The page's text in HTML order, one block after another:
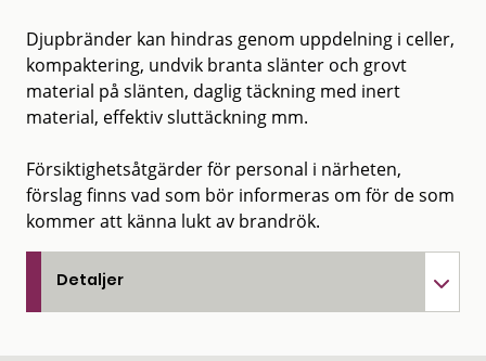
Djupbränder kan hindras genom uppdelning i celler,
kompaktering, undvik branta slänter och grovt
material på slänten, daglig täckning med inert
material, effektiv sluttäckning mm.
Försiktighetsåtgärder för personal i närheten,
förslag finns vad som bör informeras om för de som
kommer att känna lukt av brandrök.
Detaljer